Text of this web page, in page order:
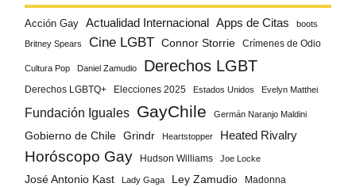
Acción Gay Actualidad Internacional Apps de Citas boots
Britney Spears Cine LGBT Connor Storrie Crímenes de Odio
Cultura Pop Daniel Zamudio Derechos LGBT
Derechos LGBTQ+ Elecciones 2025 Estados Unidos Evelyn Matthei
Fundación Iguales GayChile Germán Naranjo Maldini
Gobierno de Chile Grindr Heartstopper Heated Rivalry
Horóscopo Gay Hudson Williams Joe Locke
José Antonio Kast Lady Gaga Ley Zamudio Madonna